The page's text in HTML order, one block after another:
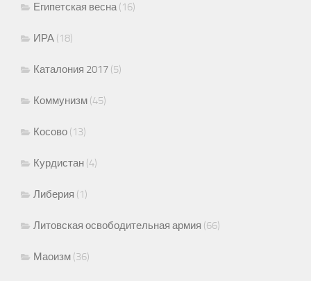
Египетская весна(16)
ИРА (18)
Каталония 2017 (5)
Коммунизм (45)
Косово (13)
Курдистан (4)
Либерия (1)
Литовская освободительная армия (66)
Маоизм (36)